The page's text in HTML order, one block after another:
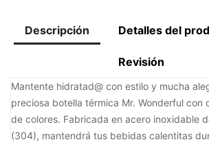
Descripción Detalles del
Revisión
Mantente hidratad@ con estilo y mucha
preciosa botella térmica Mr. Wonderful con
de colores. Fabricada en acero inoxidable
(304), mantendrá tus bebidas calentitas